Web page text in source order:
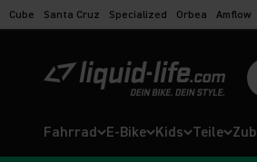
Zum Inhalt springen
Cube Santa Cruz Specialized Orbea Amflow
Liquid-Life
Fahrrad E-Bike Kids Teile